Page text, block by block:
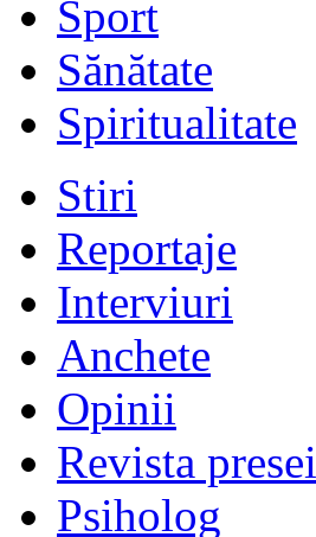
Sport
Sănătate
Spiritualitate
Stiri
Reportaje
Interviuri
Anchete
Opinii
Revista presei
Psiholog